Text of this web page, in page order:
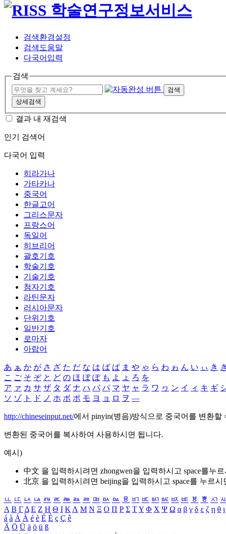
검색환경설정
검색도움말
다국어입력
검색
검색
상세검색
결과 내 재검색
인기 검색어
다국어 입력
히라가나
가타카나
중국어
한글고어
그리스문자
프랑스어
독일어
히브리어
괄호기호
학술기호
기술기호
첨자기호
라틴문자
러시아문자
단위기호
일반기호
로마자
아랍어
あ ぁ か が さ ざ た だ な は ば ぱ ま や ゃ ら わ ゎ ん い ぃ き
こ ご そ ぞ と ど の ほ ぼ ぽ も よ ょ ろ を
ア ァ カ サ ザ タ ダ ナ ハ バ パ マ ヤ ャ ラ ワ ヮ ン イ ィ キ ギ
ソ ゾ ト ド ノ ホ ボ ポ モ ヨ ョ ロ ヲ ―
http://chineseinput.net/에서 pinyin(병음)방식으로 중국어를 변환할
변환된 중국어를 복사하여 사용하시면 됩니다.
예시)
中文 을 입력하시려면 zhongwen을 입력하시고 space를누
北京 을 입력하시려면 beijing을 입력하시고 space를 누르시
ㅥ ㅦ ㅧ ㅨ ㅩ ㅪ ㅫ ㅬ ㅭ ㅮ ㅯ ㅰ ㅱ ㅲ ㅳ ㅴ ㅵ ㅶ ㅷ ㅸ ㅹ ㅺ
Α Β ΓΔ Ε Ζ Η Θ Ι ΚΛ Μ Ν Ξ Ο Π Ρ Σ ΤΥ Φ Χ Ψ Ω α β γ δ ε ζ η θ ι
á à Á À é è É È ç Ç ê
Ä Ö Ü ä ö ü ß